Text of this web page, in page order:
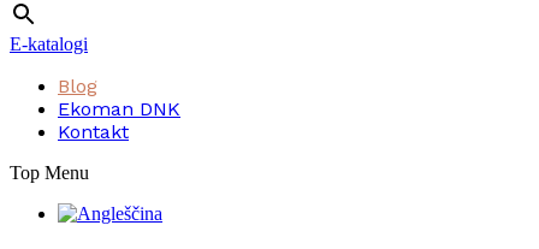
E-katalogi
Blog
Ekoman DNK
Kontakt
Top Menu